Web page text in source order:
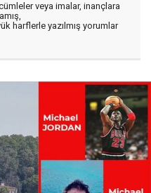
veya imalar, inançlara
harflerle yazılmış yorumlar